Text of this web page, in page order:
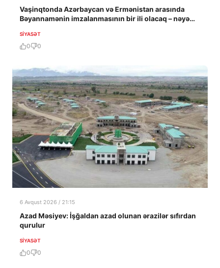
Vaşinqtonda Azərbaycan və Ermənistan arasında
Bəyannamənin imzalanmasının bir ili olacaq – nəyə
SIYASƏT
0 0
6 Avqust 2026 / 21:15
Azad Məsiyev: İşğaldan azad olunan ərazilər sıfırdan
qurulur
SIYASƏT
0 0